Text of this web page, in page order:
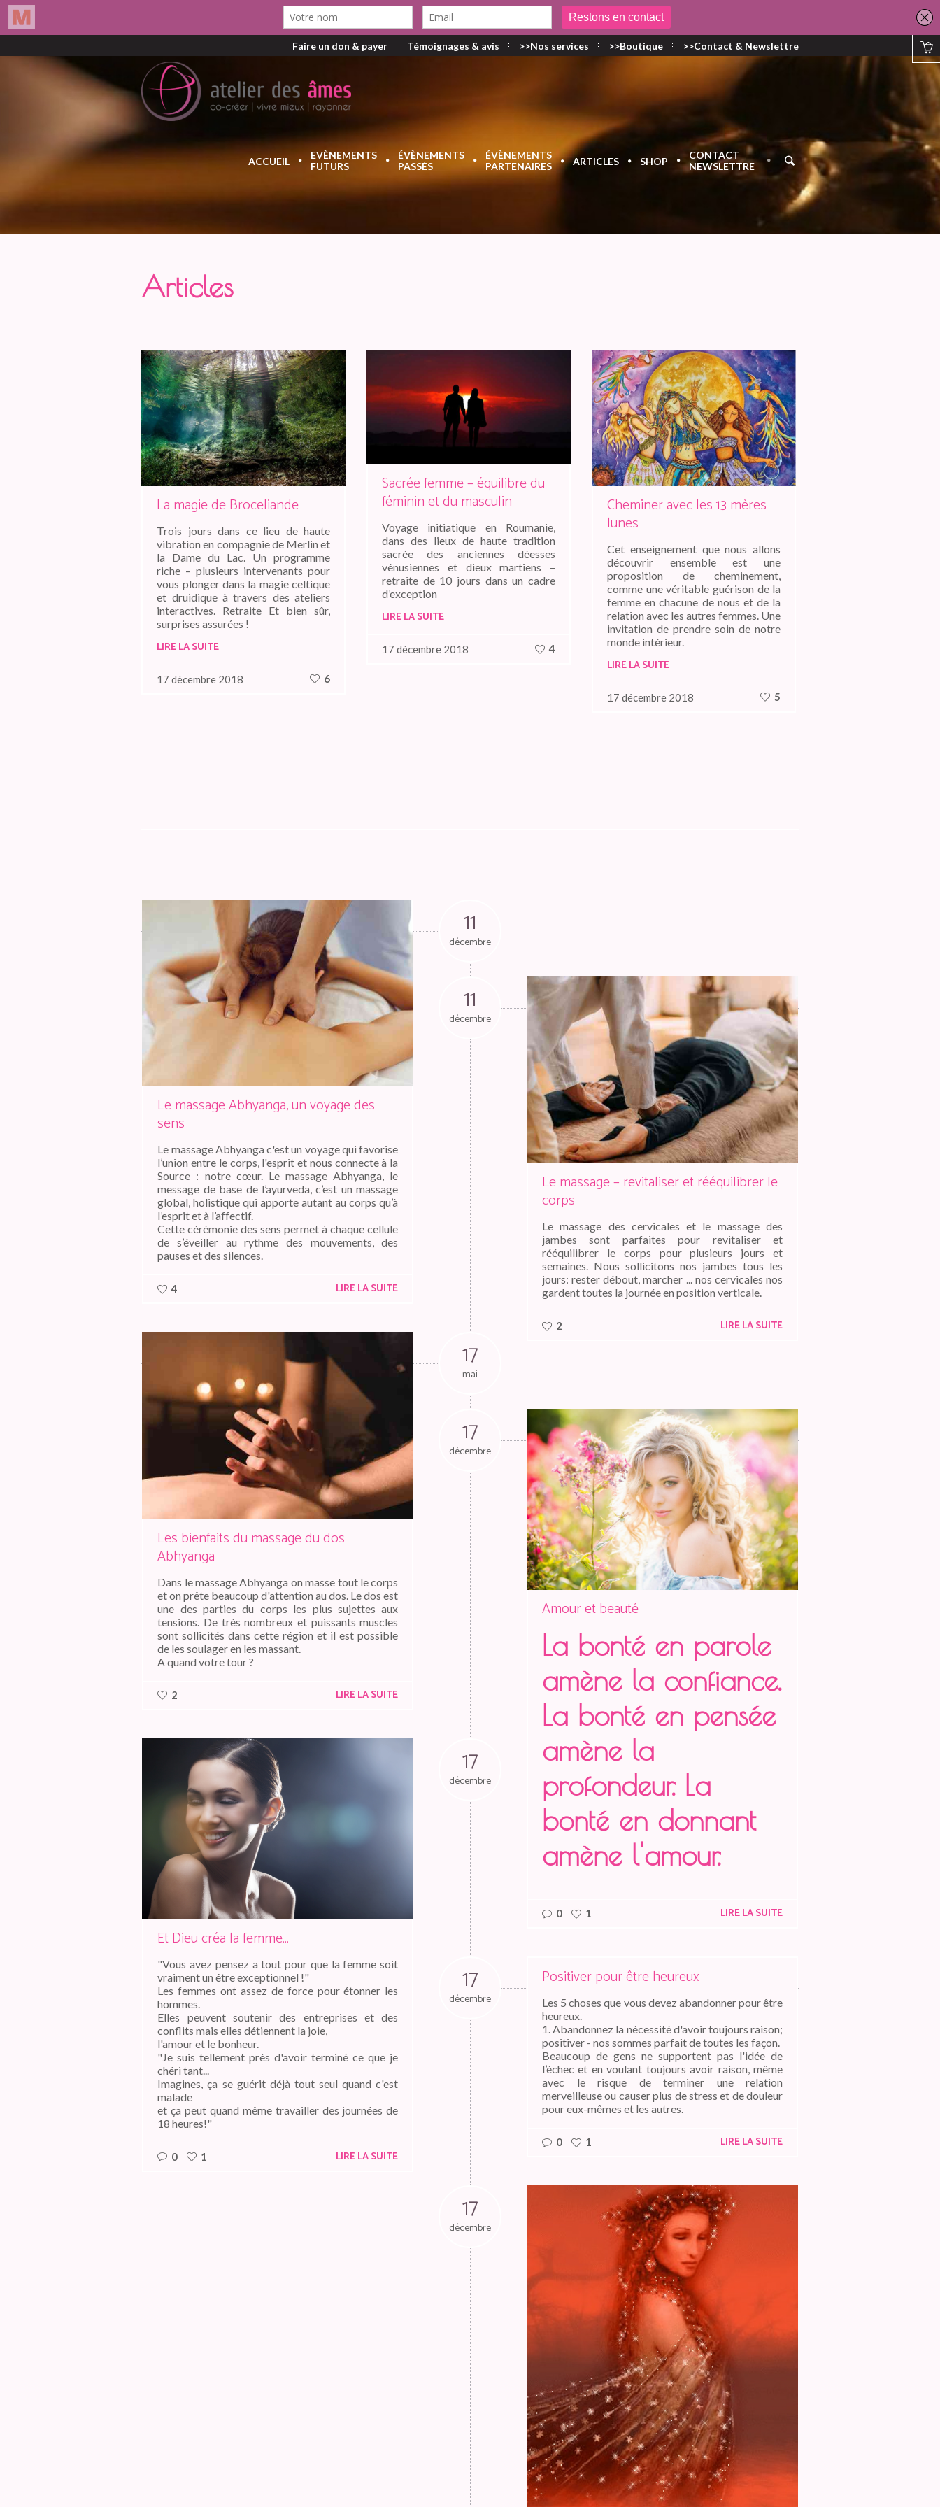
Faire un don & payer Témoignages & avis >>Nos services >>Boutique >>Contact & Newslettre
ACCUEIL
EVÈNEMENTS
FUTURS
ÉVÈNEMENTS
PASSÉS
ÉVÈNEMENTS
PARTENAIRES
ARTICLES SHOP
CONTACT
NEWSLETTRE
Articles
La magie de Broceliande
Trois jours dans ce lieu de haute
vibration en compagnie de Merlin et
la Dame du Lac. Un programme
riche – plusieurs intervenants pour
vous plonger dans la magie celtique
et druidique à travers des ateliers
interactives. Retraite Et bien sûr,
surprises assurées !
LIRE LA SUITE
17 décembre 2018 6
Sacrée femme – équilibre du
féminin et du masculin
Voyage initiatique en Roumanie,
dans des lieux de haute tradition
sacrée des anciennes déesses
vénusiennes et dieux martiens –
retraite de 10 jours dans un cadre
d’exception
LIRE LA SUITE
17 décembre 2018 4
Cheminer avec les 13 mères
lunes
Cet enseignement que nous allons
découvrir ensemble est une
proposition de cheminement,
comme une véritable guérison de la
femme en chacune de nous et de la
relation avec les autres femmes. Une
invitation de prendre soin de notre
monde intérieur.
LIRE LA SUITE
17 décembre 2018 5
11
décembre
Le massage Abhyanga, un voyage des
sens
Le massage Abhyanga c'est un voyage qui favorise
l’union entre le corps, l'esprit et nous connecte à la
Source : notre cœur. Le massage Abhyanga, le
message de base de l’ayurveda, c’est un massage
global, holistique qui apporte autant au corps qu’à
l’esprit et à l’affectif.
Cette cérémonie des sens permet à chaque cellule
de s’éveiller au rythme des mouvements, des
pauses et des silences.
4 LIRE LA SUITE
11
décembre
Le massage – revitaliser et rééquilibrer le
corps
Le massage des cervicales et le massage des
jambes sont parfaites pour revitaliser et
rééquilibrer le corps pour plusieurs jours et
semaines. Nous sollicitons nos jambes tous les
jours: rester débout, marcher ... nos cervicales nos
gardent toutes la journée en position verticale.
2 LIRE LA SUITE
17
mai
Les bienfaits du massage du dos
Abhyanga
Dans le massage Abhyanga on masse tout le corps
et on prête beaucoup d'attention au dos. Le dos est
une des parties du corps les plus sujettes aux
tensions. De très nombreux et puissants muscles
sont sollicités dans cette région et il est possible
de les soulager en les massant.
A quand votre tour ?
2 LIRE LA SUITE
17
décembre
Amour et beauté
La bonté en parole
amène la confiance.
La bonté en pensée
amène la
profondeur. La
bonté en donnant
amène l'amour.
0 1 LIRE LA SUITE
17
décembre
Et Dieu créa la femme…
"Vous avez pensez a tout pour que la femme soit
vraiment un être exceptionnel !"
Les femmes ont assez de force pour étonner les
hommes.
Elles peuvent soutenir des entreprises et des
conflits mais elles détiennent la joie,
l'amour et le bonheur.
"Je suis tellement près d'avoir terminé ce que je
chéri tant...
Imagines, ça se guérit déjà tout seul quand c'est
malade
et ça peut quand même travailler des journées de
18 heures!"
0 1 LIRE LA SUITE
17
décembre
Positiver pour être heureux
Les 5 choses que vous devez abandonner pour être
heureux.
1. Abandonnez la nécessité d'avoir toujours raison;
positiver - nos sommes parfait de toutes les façon.
Beaucoup de gens ne supportent pas l'idée de
l’échec et en voulant toujours avoir raison, même
avec le risque de terminer une relation
merveilleuse ou causer plus de stress et de douleur
pour eux-mêmes et les autres.
0 1 LIRE LA SUITE
17
décembre